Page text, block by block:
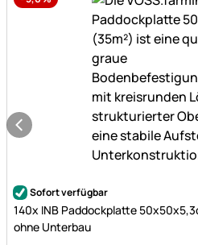
Noch keine Bewertungen
Sofort verfügbar
140x INB Paddockplatte
ohne Unterbau